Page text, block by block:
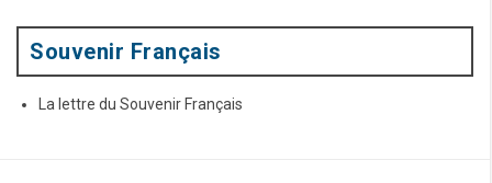
r
Souvenir Français
La lettre du Souvenir Français